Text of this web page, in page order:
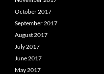
October 2017
September 2017
August 2017
July 2017
June 2017
May 2017